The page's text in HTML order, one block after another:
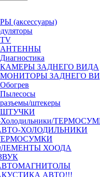
(аксессуары)
ЗАДНЕГО ВИДА
ЗАДНЕГО
штекеры
ХОЛОДИЛЬНИКИ
ХООДА
АВТО!!!